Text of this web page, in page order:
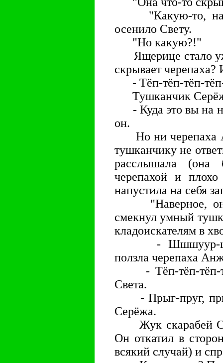
"Какую-то,
осенило Свету.
"Но какую?!"
Ящерице стало
скрывает
- Тёп-тёп-тёп-
Тушканчик
- Куда это вы на
он.
Но ни черепаха
тушканчику не
расслышала (она
черепахой и
напустила на себя
"Наверное, они
смекнул умный
кладоискателям в
- Шшшуур-
ползла черепаха
- Тёп-тёп-тёп-
Света.
- Прыг-пруг,
Серёжа.
Жук скарабей
Он откатил в
всякий случай) и